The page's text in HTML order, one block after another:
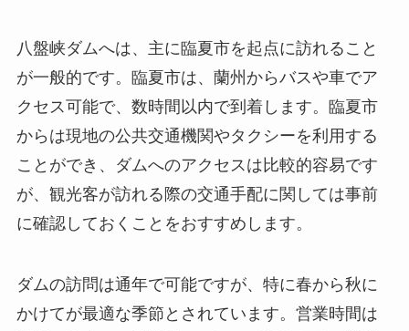
が、観光客が訪れる際の交通手配に関しては事前
に確認しておくことをおすすめします。
ダムの訪問は通年で可能ですが、特に春から秋に
かけてが最適な季節とされています。営業時間は
通常の日中で、入場料はそれほど高くなく、訪問
者にとって手軽に訪れやすいスポットとなってい
可能性があるため、最新情報を確認してから訪れ
ると良いでしょう。